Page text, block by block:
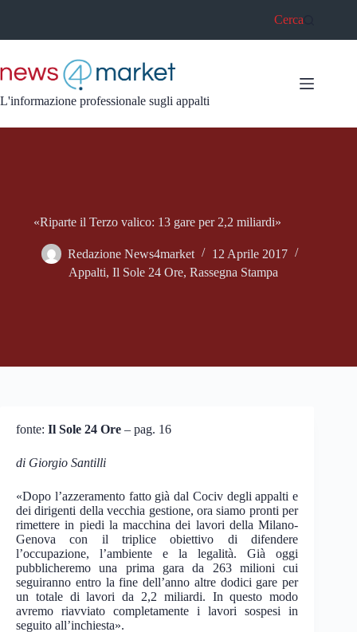
Cerca
L'informazione professionale sugli appalti
«Riparte il Terzo valico: 13 gare per 2,2 miliardi»
Redazione News4market
12 Aprile 2017
Appalti, Il Sole 24 Ore, Rassegna Stampa
fonte: Il Sole 24 Ore – pag. 16
di Giorgio Santilli
«Dopo l’azzeramento fatto già dal Cociv degli appalti e
dei dirigenti della vecchia gestione, ora siamo pronti per
rimettere in piedi la macchina dei lavori della Milano-
Genova con il triplice obiettivo di difendere
l’occupazione, l’ambiente e la legalità. Già oggi
pubblicheremo una prima gara da 263 milioni cui
seguiranno entro la fine dell’anno altre dodici gare per
un totale di lavori da 2,2 miliardi. In questo modo
avremo riavviato completamente i lavori sospesi in
seguito all’inchiesta».